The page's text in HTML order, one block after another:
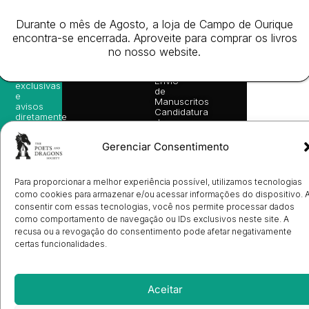
Gerenciar Consentimento
Para proporcionar a melhor experiência possível, utilizamos tecnologias
como cookies para armazenar e/ou acessar informações do dispositivo.
consentir com essas tecnologias, você nos permite processar dados
como comportamento de navegação ou IDs exclusivos neste site. A
recusa ou a revogação do consentimento pode afetar negativamente
certas funcionalidades.
Aceitar
info@poetsandragons.com
Eventos
Prémio
Ulysses
Sobre
Envio
de
Manuscritos
Candidatura
de
Registo
de
Cookies
(EU)
Livro de
de
leitura,
novidades
exclusivas
e
avisos
diretamente
e-mail.
os
direitos
Durante o mês de Agosto, a loja de Campo de Ourique
encontra-se encerrada. Aproveite para comprar os livros
no nosso website.